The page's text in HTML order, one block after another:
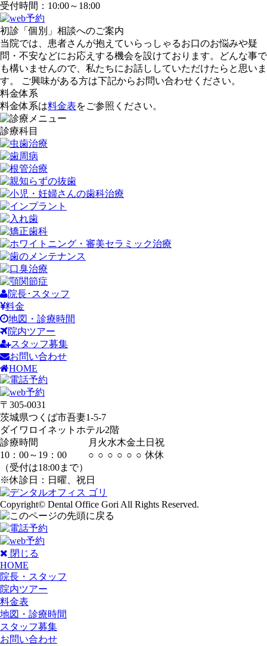
受付時間：10:00～18:00
初診「個別」相談へのご案内
当院では、患者さんが抱えていらっしゃるお口のお悩みや疑
問・不安などにお応えする機会を設けております。どんな事で
も構いませんので、私たちにお話ししていただけたらと思いま
す。 ご興味がある方は下記からお問い合わせください。
料金体系
料金体系は料金表をご参照ください。
診療科目
院長･スタッフ
料金
地図・診療時間
院内ツアー
スタッフ募集
お問い合わせ
HOME
〒305-0031
茨城県つくば市吾妻1-5-7
ダイワロイネットホテル2階
診療時間
月 火水木金土 日 祝
10：00～19：00
（受付は18:00まで）
○ ○ ○ ○ ○ ○ 休休
※休診日：日曜、祝日
Copyright© Dental Office Gori All Rights Reserved.
閉じる
HOME
院長・スタッフ
院内ツアー
料金表
地図・診療時間
スタッフ募集
お問い合わせ